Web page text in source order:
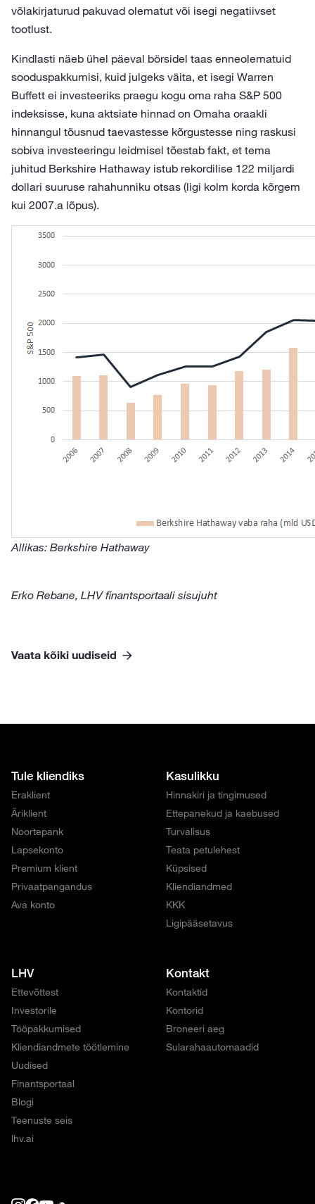
võlakirjaturud pakuvad olematut või isegi negatiivset
tootlust.
Kindlasti näeb ühel päeval börsidel taas enneolematuid
sooduspakkumisi, kuid julgeks väita, et isegi Warren
Buffett ei investeeriks praegu kogu oma raha S&P 500
indeksisse, kuna aktsiate hinnad on Omaha oraakli
hinnangul tõusnud taevastesse kõrgustesse ning raskusi
sobiva investeeringu leidmisel tõestab fakt, et tema
juhitud Berkshire Hathaway istub rekordilise 122 miljardi
dollari suuruse rahahunniku otsas (ligi kolm korda kõrgem
kui 2007.a lõpus).
Allikas: Berkshire Hathaway
Erko Rebane, LHV finantsportaali sisujuht
Vaata kõiki uudiseid
Tule kliendiks
Eraklient
Äriklient
Noortepank
Lapsekonto
Premium klient
Privaatpangandus
Ava konto
Kasulikku
Hinnakiri ja tingimused
Ettepanekud ja kaebused
Turvalisus
Teata petulehest
Küpsised
Kliendiandmed
KKK
Ligipääsetavus
LHV
Ettevõttest
Investorile
Tööpakkumised
Kliendiandmete töötlemine
Uudised
Finantsportaal
Blogi
Teenuste seis
lhv.ai
Kontakt
Kontaktid
Kontorid
Broneeri aeg
Sularahaautomaadid